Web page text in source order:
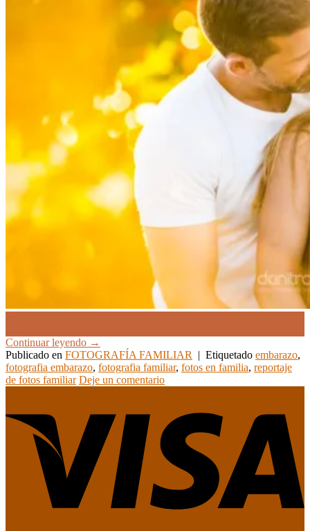
Continuar leyendo →
Publicado en FOTOGRAFÍA FAMILIAR | Etiquetado embarazo,
fotografia embarazo, fotografia familiar, fotos en familia, reportaje
de fotos familiar Deje un comentario